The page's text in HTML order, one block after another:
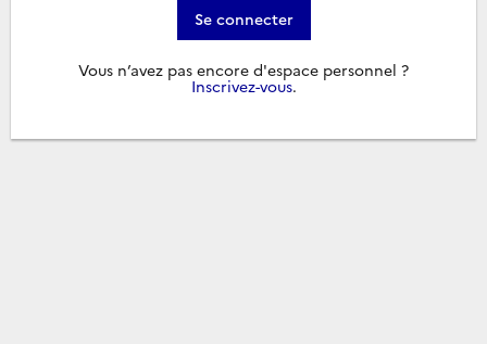
Se connecter
Vous n’avez pas encore d'espace personnel ?
Inscrivez-vous.